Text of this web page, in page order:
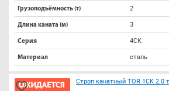
Грузоподъёмность (т) 2
Длина каната (м) 3
Серия 4СК
Материал сталь
Строп канатный TOR 1СК 2.0